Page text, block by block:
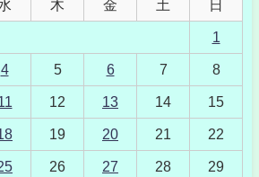
木 金 土 日
1
4 5 6 7 8
12 13 14 15
19 20 21 22
26 27 28 29